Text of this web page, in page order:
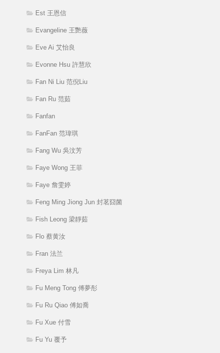
Est 王恩信
Evangeline 王艷薇
Eve Ai 艾怡良
Evonne Hsu 許慧欣
Fan Ni Liu 范倪Liu
Fan Ru 范茹
Fanfan
FanFan 范瑋琪
Fang Wu 吳汶芳
Faye Wong 王菲
Faye 詹雯婷
Feng Ming Jiong Jun 封茗囧菌
Fish Leong 梁靜茹
Flo 蔡黄汝
Fran 法兰
Freya Lim 林凡
Fu Meng Tong 傅夢彤
Fu Ru Qiao 傅如喬
Fu Xue 付雪
Fu Yu 覆予